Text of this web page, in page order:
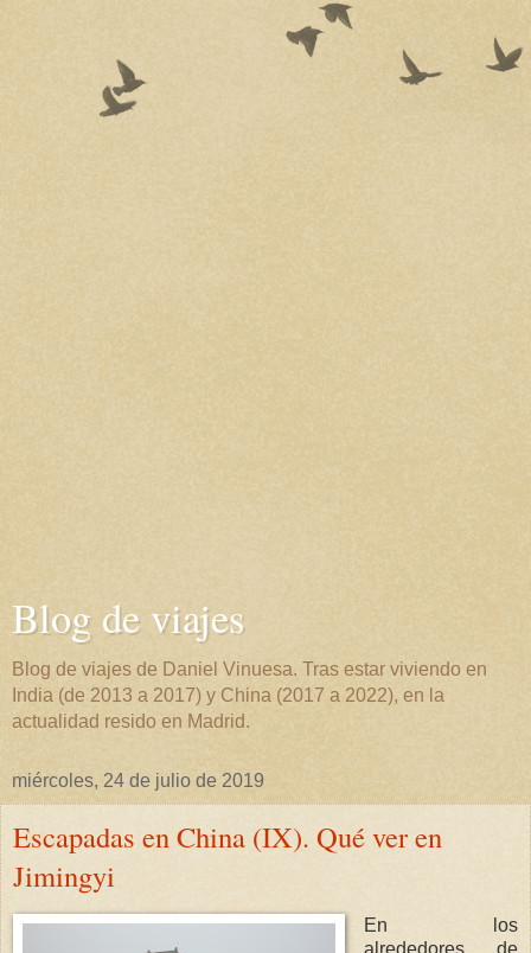
Blog de viajes
Blog de viajes de Daniel Vinuesa. Tras estar viviendo en
India (de 2013 a 2017) y China (2017 a 2022), en la
actualidad resido en Madrid.
miércoles, 24 de julio de 2019
Escapadas en China (IX). Qué ver en
Jimingyi
En los
alrededores de